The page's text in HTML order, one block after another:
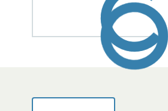
Loading...
Loading...
Loading...
Loading...